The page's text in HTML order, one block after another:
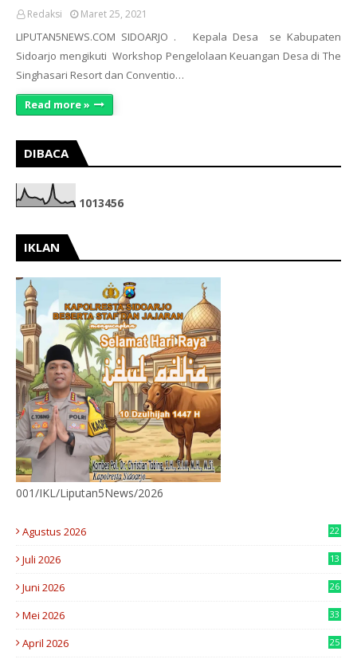
Redaksi Maret 25, 2021
LIPUTAN5NEWS.COM SIDOARJO . Kepala Desa se Kabupaten
Sidoarjo mengikuti Workshop Pengelolaan Keuangan Desa di The
Singhasari Resort dan Conventio…
Read more »
DIBACA
1013456
IKLAN
001/IKL/Liputan5News/2026
Agustus 2026 22
Juli 2026
13
Juni 2026
26
Mei 2026
33
April 2026
25